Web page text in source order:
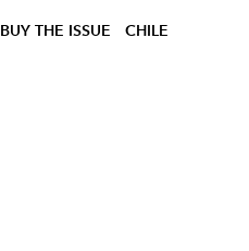
BUY THE ISSUE CHILE